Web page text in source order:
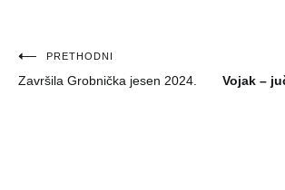
Navigacija
objava
PRETHODNI
Završila Grobnička jesen 2024. Vojak –